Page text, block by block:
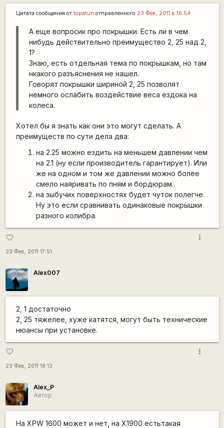
Цитата сообщения от topatun отправленного 23 Фев, 2011 в 16:54
А еще вопросик про покрышки. Есть ли в чем
нибудь действительно преимущество 2, 25 над 2,
1?
Знаю, есть отдельная тема по покрышкам, но там
нкакого разъяснения не нашел.
Говорят покрышки шириной 2, 25 позволят
немного ослабить воздействие веса ездока на
колеса.
Хотел бы я знать как они это могут сделать. А
преимуществ по сути дела два:
на 2.25 можно ездить на меньшем давлении чем
на 2.1 (ну если производитель гарантирует). Или
же на одном и том же давлении можно более
смело наяривать по пням и бордюрам..
на зыбучих поверхностях будет чуток полегче.
Ну это если сравнивать одинаковые покрышки
разного колибра.
favorite_border
23 Фев, 2011 17:51
more_vert
Alex007
2, 1 достаточно
2, 25 тяжелее, хуже катятся, могут быть технические
нюансы при установке.
favorite_border
23 Фев, 2011 18:13
more_vert
Alex_P
Автор
На XPW 1600 может и нет, на X1900 естьтакая